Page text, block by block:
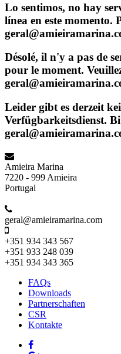
Lo sentimos, no hay
línea en este momento.
Désolé, il n'y a pas de
pour le moment.
Leider gibt es derzeit
Verfügbarkeitsdienst.
Amieira Marina
7220 - 999 Amieira
Portugal
geral@amieiramarina.com
+351 934 343 567
+351 933 248 039
+351 934 343 365
FAQs
Downloads
Partnerschaften
CSR
Kontakte